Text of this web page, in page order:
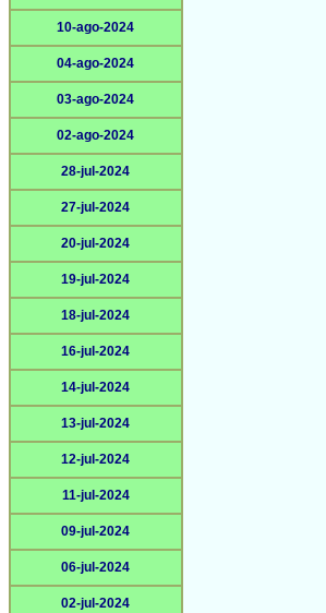
10-ago-2024
04-ago-2024
03-ago-2024
02-ago-2024
28-jul-2024
27-jul-2024
20-jul-2024
19-jul-2024
18-jul-2024
16-jul-2024
14-jul-2024
13-jul-2024
12-jul-2024
11-jul-2024
09-jul-2024
06-jul-2024
02-jul-2024